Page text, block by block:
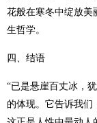
花般在寒冬中绽放美
生哲学。
四、结语
“已是悬崖百丈冰，
的体现。它告诉我们